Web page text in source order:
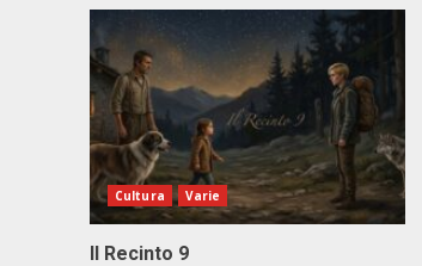
Cultura Varie
Il Recinto 9